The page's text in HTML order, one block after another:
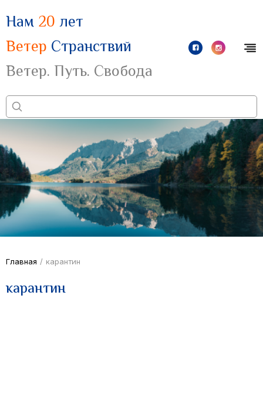
Нам 20 лет
Ветер Странствий
Ветер. Путь. Свобода
Главная / карантин
карантин